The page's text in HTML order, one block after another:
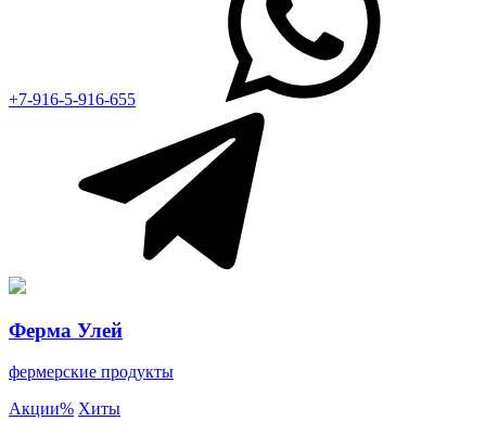
+7-916-5-916-655
Ферма Улей
фермерские продукты
Акции% Хиты